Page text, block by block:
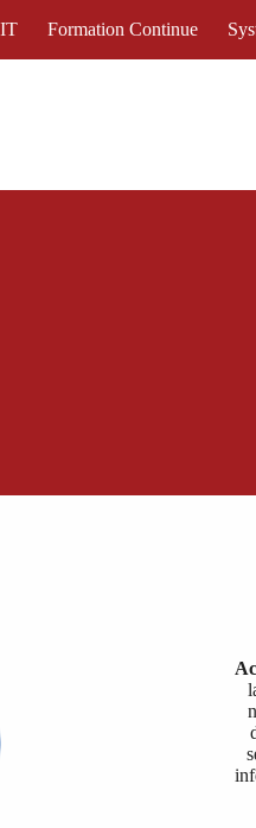
Formation Continue
de la